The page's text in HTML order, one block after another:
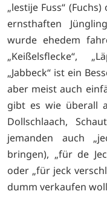
„lestije Fuss“
ernsthaften
wurde ehedem
„Keißelsflecke“,
„Jabbeck“ ist ein
aber meist auch
gibt es wie überall
Dollschlaach,
jemanden auch
bringen), „für de
oder „für jeck
dumm verkaufen